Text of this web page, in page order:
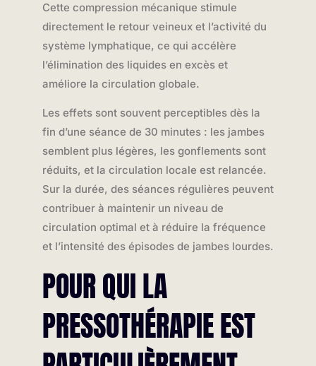
Cette compression mécanique stimule
directement le retour veineux et l’activité du
système lymphatique, ce qui accélère
l’élimination des liquides en excès et
améliore la circulation globale.
Les effets sont souvent perceptibles dès la
fin d’une séance de 30 minutes : les jambes
semblent plus légères, les gonflements sont
réduits, et la circulation locale est relancée.
Sur la durée, des séances régulières peuvent
contribuer à maintenir un niveau de
circulation optimal et à réduire la fréquence
et l’intensité des épisodes de jambes lourdes.
POUR QUI LA
PRESSOTHÉRAPIE EST